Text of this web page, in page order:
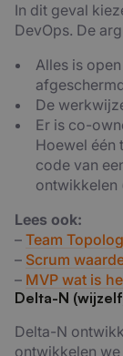
In dit geval
DevOps. De
Alles is
De
Er is co-
Hoewel één
code van
ontwikkelen
Lees ook:
– Team
– Scrum
– MVP wat is
Delta-N
Delta-N
ontwikkelen